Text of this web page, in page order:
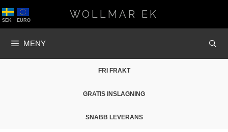
till
innehåll
SEK EURO WOLLMAR EK
MENY
FRI FRAKT
GRATIS INSLAGNING
SNABB LEVERANS